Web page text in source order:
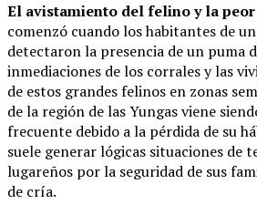
El avistamiento del felino y la
comenzó cuando los habitantes de
detectaron la presencia de un puma
inmediaciones de los corrales y las
de estos grandes felinos en zonas
de la región de las Yungas viene
frecuente debido a la pérdida de su
suele generar lógicas situaciones de
lugareños por la seguridad de sus
de cría.